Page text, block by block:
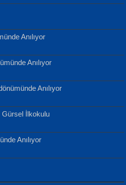
Anılıyor
Anılıyor
Anılıyor
Gürsel İlkokulu
Anılıyor